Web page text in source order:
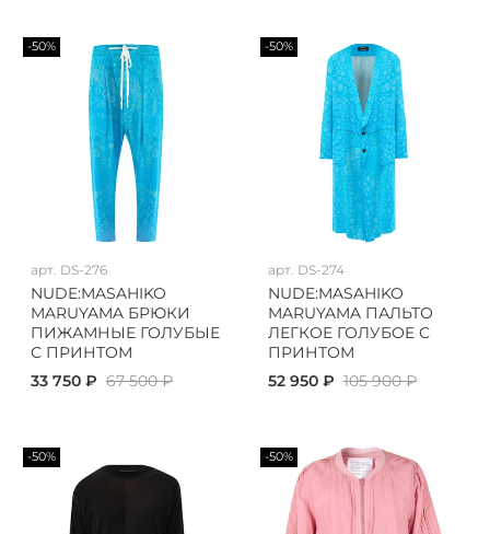
-50%
арт. DS-276
NUDE:MASAHIKO
MARUYAMA БРЮКИ
ПИЖАМНЫЕ ГОЛУБЫЕ
С ПРИНТОМ
33 750 ₽ 67 500 ₽
-50%
арт. DS-274
NUDE:MASAHIKO
MARUYAMA ПАЛЬТО
ЛЕГКОЕ ГОЛУБОЕ С
ПРИНТОМ
52 950 ₽ 105 900 ₽
-50% -50%